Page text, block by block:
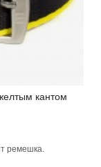
кантом
ремешка.